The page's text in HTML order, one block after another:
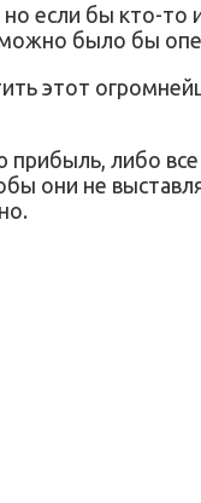
если бы кто-то
было бы
этот
либо
они не